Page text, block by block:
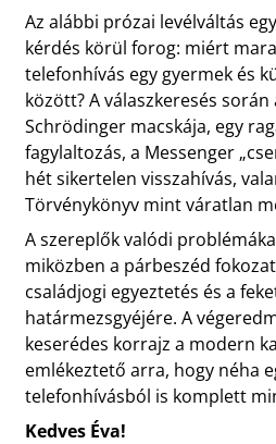
Az alábbi prózai levélváltás
kérdés körül forog: miért
telefonhívás egy gyermek és
között? A válaszkeresés
Schrödinger macskája, egy
fagylaltozás, a Messenger
hét sikertelen visszahívás,
Törvénykönyv mint váratlan
A szereplők valódi
miközben a párbeszéd
családjogi egyeztetés és a
határmezsgyéjére. A
keserédes korrajz a modern
emlékeztető arra, hogy néha
telefonhívásból is komplett
Kedves Éva!